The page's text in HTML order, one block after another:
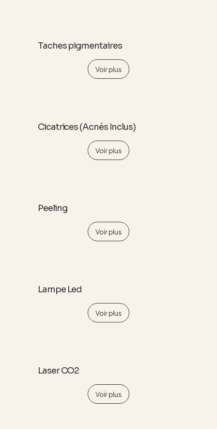
Taches pigmentaires
Voir plus
Cicatrices (Acnés Inclus)
Voir plus
Peeling
Voir plus
Lampe Led
Voir plus
Laser CO2
Voir plus